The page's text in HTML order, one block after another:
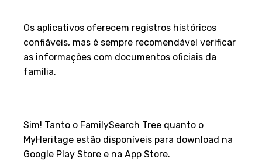
Os aplicativos oferecem registros históricos
confiáveis, mas é sempre recomendável verificar
as informações com documentos oficiais da
família.
Sim! Tanto o FamilySearch Tree quanto o
MyHeritage estão disponíveis para download na
Google Play Store e na App Store.